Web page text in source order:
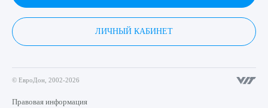
ЛИЧНЫЙ КАБИНЕТ
© ЕвроДон, 2002-2026
Правовая информация